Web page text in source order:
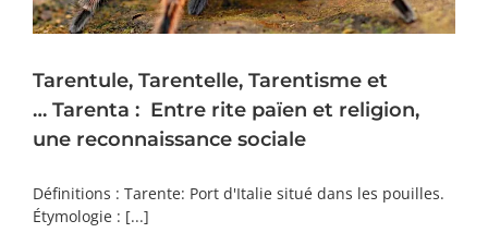
Tarentule, Tarentelle, Tarentisme et
… Tarenta : Entre rite païen et religion,
une reconnaissance sociale
Définitions : Tarente: Port d'Italie situé dans les pouilles.
Étymologie : [...]